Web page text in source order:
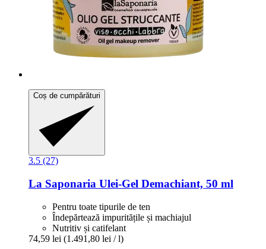
Coș de cumpărături
3.5 (27)
La Saponaria Ulei-​Gel Demachiant, 50 ml
Pentru toate tipurile de ten
Îndepărtează impuritățile și machiajul
Nutritiv și catifelant
74,59 lei (1.491,80 lei / l)